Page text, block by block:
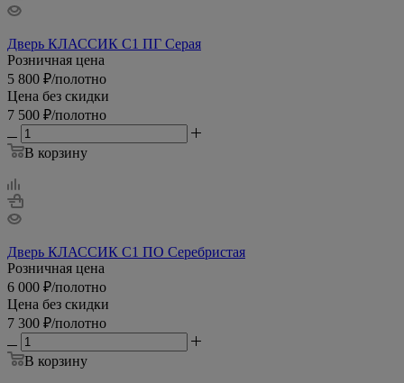
Дверь КЛАССИК С1 ПГ Серая
Розничная цена
5 800 ₽/полотно
Цена без скидки
7 500 ₽/полотно
В корзину
Дверь КЛАССИК С1 ПО Серебристая
Розничная цена
6 000 ₽/полотно
Цена без скидки
7 300 ₽/полотно
В корзину